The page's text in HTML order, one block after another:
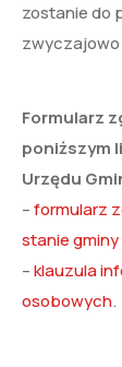
zostanie do
Formularz
poniższym
Urzędu
–formularz
stanie gminy
–klauzula
osobowych.